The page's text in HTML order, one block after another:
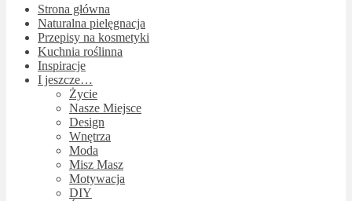
Strona główna
Naturalna pielęgnacja
Przepisy na kosmetyki
Kuchnia roślinna
Inspiracje
I jeszcze…
Życie
Nasze Miejsce
Design
Wnętrza
Moda
Misz Masz
Motywacja
DIY